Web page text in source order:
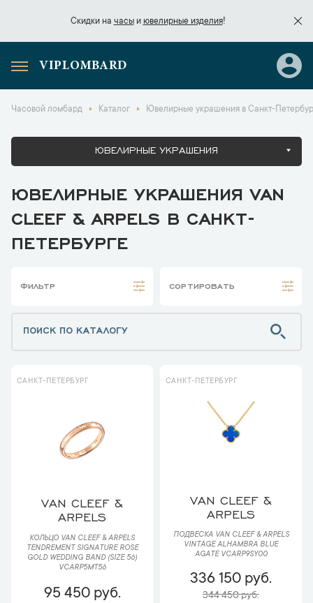
Скидки на часыи ювелирные изделия!
Скидки начасы
VIPLOMBARD
Часовой ломбард Каталог Ювелирные украшения в Санкт-
ЮВЕЛИРНЫЕ УКРАШЕНИЯ
ЮВЕЛИРНЫЕ УКРАШЕНИЯ VAN
CLEEF & ARPELS В САНКТ-
ПЕТЕРБУРГЕ
ФИЛЬТР СОРТИРОВАТЬ
САНКТ-ПЕТЕРБУРГ
VAN CLEEF &
ARPELS
КОЛЬЦО VAN CLEEF & ARPELS
TENDREMENT SIGNATURE ROSE
GOLD WEDDING BAND (SIZE 56)
VCARP5MT56
95 450 руб.
САНКТ-ПЕТЕРБУРГ
VAN CLEEF &
ARPELS
ПОДВЕСКА VAN CLEEF & ARPELS
VINTAGE ALHAMBRA BLUE
AGATE VCARP9SY00
336 150 руб.
344 450 руб.